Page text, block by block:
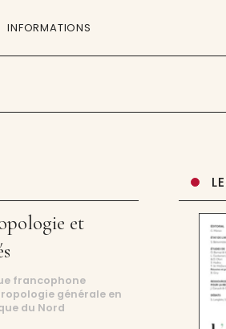
INFORMATIONS
et
francophone
générale en
du Nord